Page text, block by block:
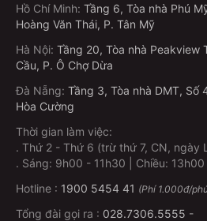
Hồ Chí Minh: Tầng 6, Tòa nhà Phú
Hoàng Văn Thái, P. Tân Mỹ
Hà Nội: Tầng 20, Tòa nhà Peakview
Cầu, P. Ô Chợ Dừa
Đà Nẵng: Tầng 3, Tòa nhà DMT,
Hòa Cường
Thời gian làm việc:
. Thứ 2 - Thứ 6 (trừ thứ 7, CN, ngày
. Sáng: 9h00 - 11h30 | Chiều:
Hotline : 1900 5454 41 (Phí 1.000đ/
Tổng đài gọi ra : 028.7306.5555 -